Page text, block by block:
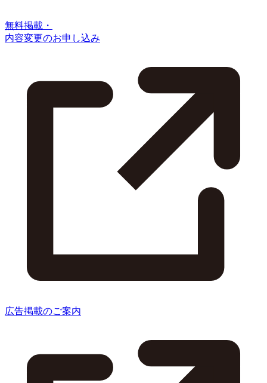
無料掲載・
内容変更のお申し込み
広告掲載のご案内